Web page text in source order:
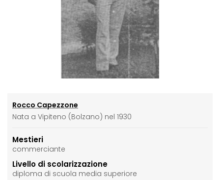
Rocco Capezzone
Nata a Vipiteno (Bolzano) nel 1930
Mestieri
commerciante
Livello di scolarizzazione
diploma di scuola media superiore